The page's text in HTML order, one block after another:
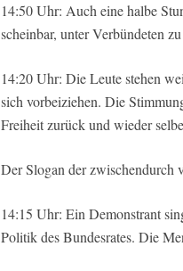
14:50 Uhr: Auch eine halbe
scheinbar, unter Verbündeten
14:20 Uhr: Die Leute stehen
sich vorbeiziehen. Die
Freiheit zurück und wieder
Der Slogan der zwischendurch
14:15 Uhr: Ein Demonstrant
Politik des Bundesrates. Die